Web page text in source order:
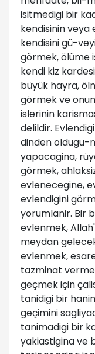
isitmedigi bir
kendisinin veya
kendisini gü-
görmek, ölüme
kendi kiz
büyük hayra,
görmek ve
islerinin
delildir.
dinden oldugu-
yapacagina,
görmek,
evlenecegine,
evlendigini
yorumlanir. Bir
evlenmek,
meydan
evlenmek,
tazminat
geçmek için
tanidigi bir
geçimini
tanimadigi bir
yakiastigina ve